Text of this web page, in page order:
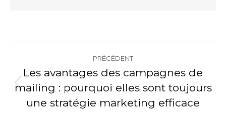
Navigation
article
PRÉCÉDENT
Article
précédent
Les avantages des campagnes de
mailing : pourquoi elles sont toujours
une stratégie marketing efficace